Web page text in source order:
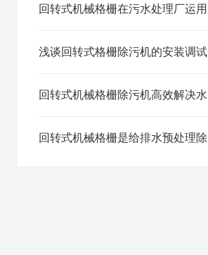
浅谈回转式格栅除污机的安装调试